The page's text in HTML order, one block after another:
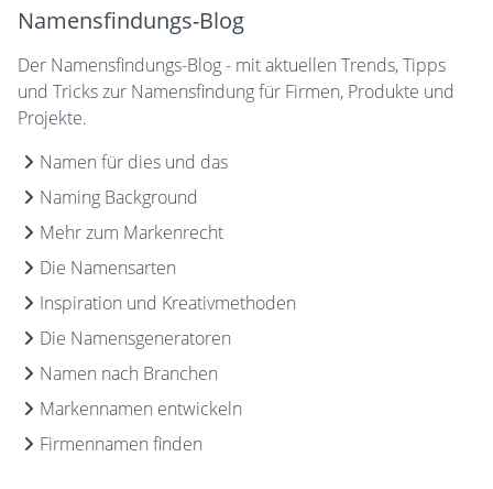
Namensfindungs-Blog
Der Namensfindungs-Blog - mit aktuellen Trends, Tipps
und Tricks zur Namensfindung für Firmen, Produkte und
Projekte.
Namen für dies und das
Naming Background
Mehr zum Markenrecht
Die Namensarten
Inspiration und Kreativmethoden
Die Namensgeneratoren
Namen nach Branchen
Markennamen entwickeln
Firmennamen finden